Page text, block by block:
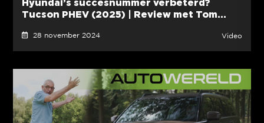
Hyundai’s succesnummer verbeterd?
Tucson PHEV (2025) | Review met Tom...
28 november 2024 Video